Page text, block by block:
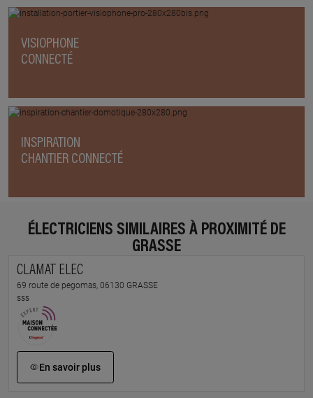
VISIOPHONE
CONNECTÉ
INSPIRATION
CHANTIER CONNECTÉ
ÉLECTRICIENS SIMILAIRES À PROXIMITÉ DE
GRASSE
CLAMAT ELEC
69 route de pegomas, 06130 GRASSE
sss
En savoir plus